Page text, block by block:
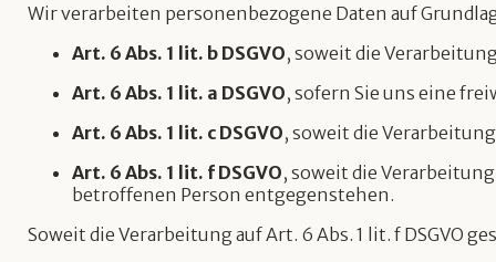
Wir verarbeiten personenbezogene Daten auf
Art. 6 Abs. 1 lit. b DSGVO, soweit die
Art. 6 Abs. 1 lit. a DSGVO, sofern Sie uns eine
Art. 6 Abs. 1 lit. c DSGVO, soweit die
Art. 6 Abs. 1 lit. f DSGVO, soweit die
betroffenen Person entgegenstehen.
Soweit die Verarbeitung auf Art. 6 Abs. 1 lit. f DSGVO